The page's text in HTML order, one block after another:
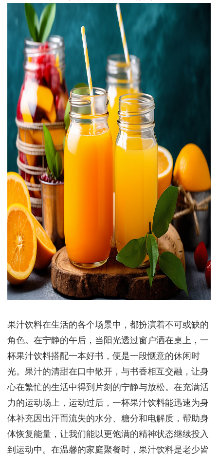
果汁饮料在生活的各个场景中，都扮演着不可或缺的
角色。在宁静的午后，当阳光透过窗户洒在桌上，一
杯果汁饮料搭配一本好书，便是一段惬意的休闲时
光。果汁的清甜在口中散开，与书香相互交融，让身
心在繁忙的生活中得到片刻的宁静与放松。在充满活
力的运动场上，运动过后，一杯果汁饮料能迅速为身
体补充因出汗而流失的水分、糖分和电解质，帮助身
体恢复能量，让我们能以更饱满的精神状态继续投入
到运动中。在温馨的家庭聚餐时，果汁饮料是老少皆